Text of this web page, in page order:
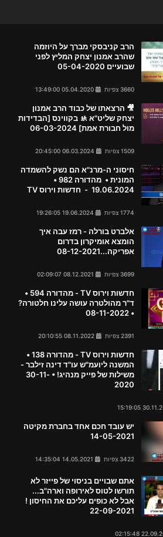
הרב קניבסקי מברך על היוזמה
שהרב אמנון יצחק המליץ לפני
שבועיים 05-04-2020
3660 צפיות
🎥 הרצאתו של כבוד הרב אמנון
יצחק שליט"א 🚸 בקווינס [הבדידות
מול חבורת אמת] 06-03-2024
1509 צפיות
חיסוני ה-מרנ"א הם נשק להשמדה
המונית • מהדורה 982 •
19.06.2024 - חדשות וירוס TV
1774 צפיות
אלברט בורלה - רמז עבה איך
הומצא אומיקרון בדרום
אפריקה...08-12-2021
3699 צפיות
חדשות וירוס TV - מהדורה 594 •
ד"ר מהולטרה עושה עלינו חלטורה?
• 08-11-2022
2391 צפיות
חדשות וירוס TV - מהדורה 138 •
המשנה ליועמ"ש עו"ד דינה זילבר -
משילות של פייק מנהיג! • 30-11-
2020
יש עובד חכם אחד בחברת מקיטה
14-05-2021
3422 צפיות
אתם שבויים בניסוי של פייזר לא
תורשו לטוס לאירופה וארה"ב...
אבל לא כופים עליכם את החיסון !
22-09-2021